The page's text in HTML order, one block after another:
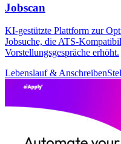
Jobscan
KI-gestützte Plattform zur
Jobsuche, die ATS-
Vorstellungsgespräche erhöht.
Lebenslauf & Anschreiben